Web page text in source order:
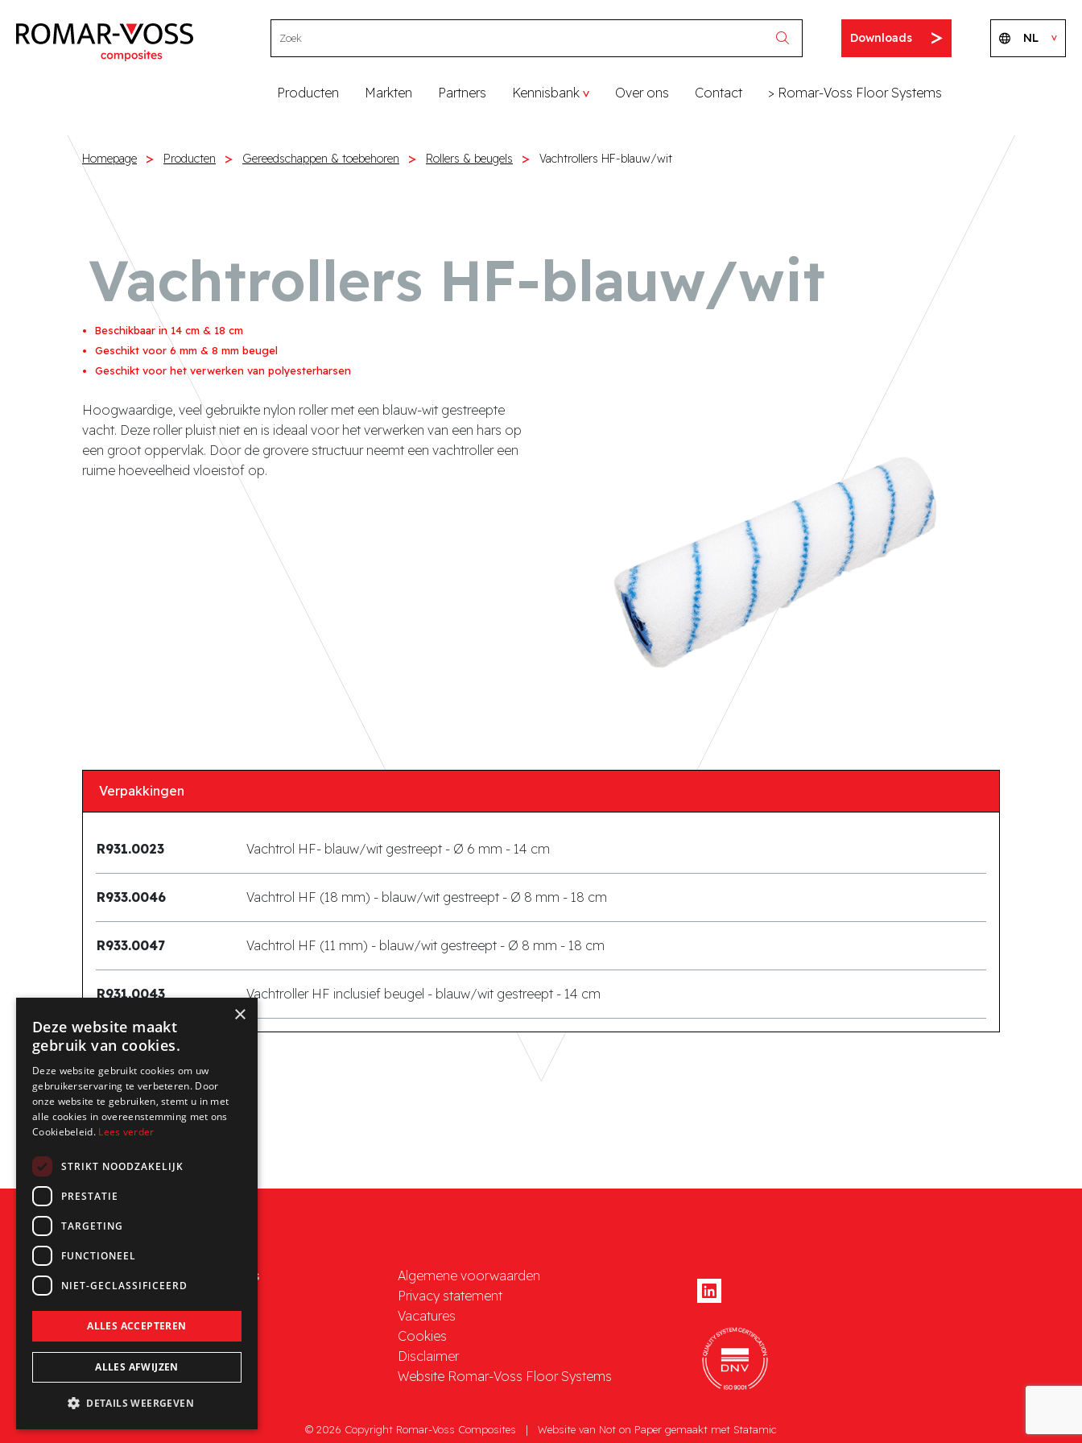
Downloads NL
Producten Markten Partners Kennisbank Over ons Contact > Romar-Voss Floor Systems
Homepage Producten Gereedschappen & toebehoren Rollers & beugels Vachtrollers HF-blauw/wit
Vachtrollers HF-blauw/wit
Beschikbaar in 14 cm & 18 cm
Geschikt voor 6 mm & 8 mm beugel
Geschikt voor het verwerken van polyesterharsen
Hoogwaardige, veel gebruikte nylon roller met een blauw-wit gestreepte
vacht. Deze roller pluist niet en is ideaal voor het verwerken van een hars op
een groot oppervlak. Door de grovere structuur neemt een vachtroller een
ruime hoeveelheid vloeistof op.
Verpakkingen
R931.0023 Vachtrol HF- blauw/wit gestreept - Ø 6 mm - 14 cm
R933.0046 Vachtrol HF (18 mm) - blauw/wit gestreept - Ø 8 mm - 18 cm
R933.0047 Vachtrol HF (11 mm) - blauw/wit gestreept - Ø 8 mm - 18 cm
R931.0043 Vachtroller HF inclusief beugel - blauw/wit gestreept - 14 cm
Romar-Voss Composites
6088 PB Roggel (NL)
info@romar-voss.nl
Algemene voorwaarden
Privacy statement
Vacatures
Cookies
Disclaimer
Website Romar-Voss Floor Systems
© 2026 Copyright Romar-Voss Composites | Website van Not on Paper gemaakt met Statamic
×
Deze website maakt
gebruik van cookies.
Deze website gebruikt cookies om uw
gebruikerservaring te verbeteren. Door
onze website te gebruiken, stemt u in met
alle cookies in overeenstemming met ons
Cookiebeleid. Lees verder
STRIKT NOODZAKELIJK
PRESTATIE
TARGETING
FUNCTIONEEL
NIET-GECLASSIFICEERD
ALLES ACCEPTEREN
ALLES AFWIJZEN
DETAILS WEERGEVEN